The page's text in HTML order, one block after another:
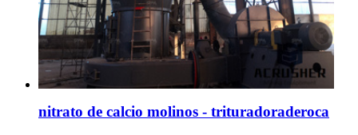
nitrato de calcio molinos - trituradoraderoca